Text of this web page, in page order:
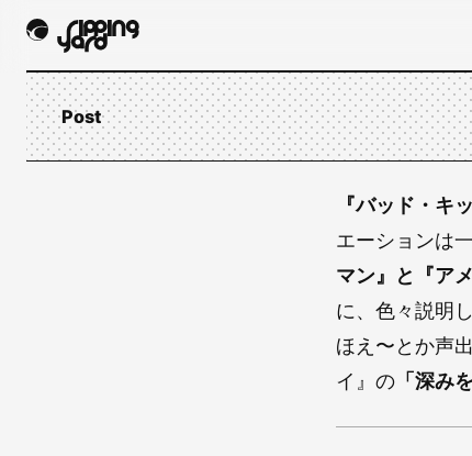
Post
『バッド・キ
エーションは
マン』と『ア
に、色々説明
ほえ〜とか声
イ』の 「深み